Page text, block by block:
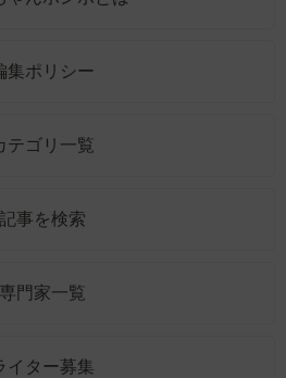
集ポリシー
テゴリ一覧
記事を検索
専門家一覧
イター募集